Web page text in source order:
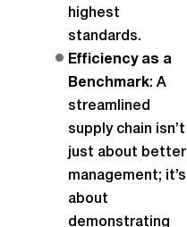
highest
standards.
Efficiency as a
Benchmark: A
streamlined
supply chain isn’t
just about better
management; it’s
about
demonstrating